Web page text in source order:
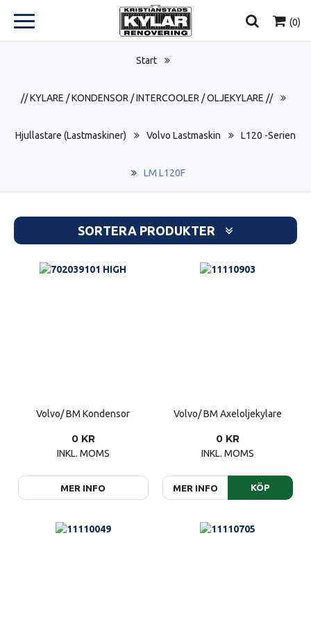
(0)
Start
// KYLARE / KONDENSOR / INTERCOOLER / OLJEKYLARE //
Hjullastare (Lastmaskiner) Volvo Lastmaskin L120 -Serien
LM L120F
SORTERA PRODUKTER
Volvo/ BM Kondensor
0 KR
INKL. MOMS
MER INFO
Volvo/ BM Axeloljekylare
0 KR
INKL. MOMS
KÖP
MER INFO